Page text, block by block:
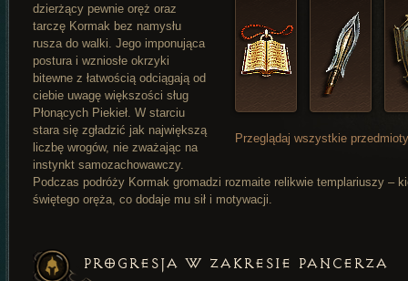
Przeglądaj wszystkie
dzierżący pewnie oręż oraz
tarczę Kormak bez namysłu
rusza do walki. Jego imponująca
postura i wzniosłe okrzyki
bitewne z łatwością odciągają od
ciebie uwagę większości sług
Płonących Piekieł. W starciu
stara się zgładzić jak największą
liczbę wrogów, nie zważając na
instynkt samozachowawczy.
Podczas podróży Kormak gromadzi rozmaite relikwie templariuszy –
świętego oręża, co dodaje mu sił i motywacji.
PROGRESJA W ZAKRESIE PANCERZA